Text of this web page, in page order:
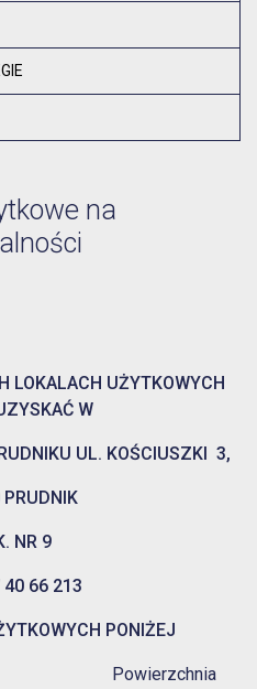
na
LOKALACH UŻYTKOWYCH
W
UL. KOŚCIUSZKI 3,
NR 9
40 66 213
PONIŻEJ